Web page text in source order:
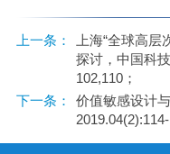
上一条：
上海“全球高
探讨，中国科
102,110；
下一条：
价值敏感设计
2019.04(2):114-